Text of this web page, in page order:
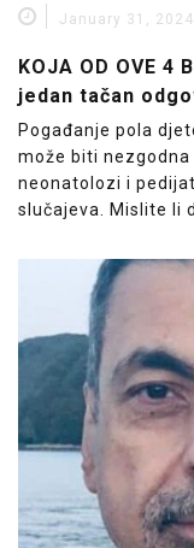
January 31, 2024
KOJA OD OVE 4
jedan tačan
Pogađanje pola
može biti
neonatolozi i
slučajeva. Mislite li